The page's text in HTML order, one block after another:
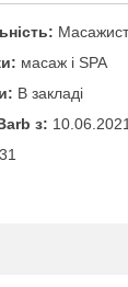
Масажист
масаж і SPA
В закладі
з: